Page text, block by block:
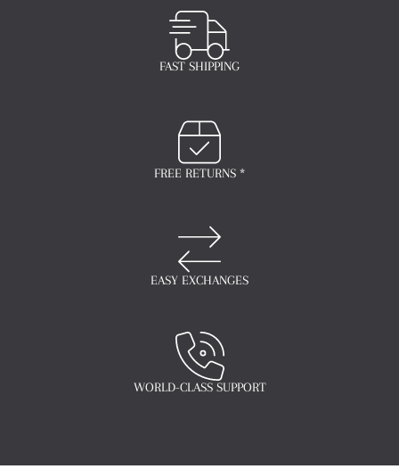
FAST SHIPPING
FREE RETURNS *
EASY EXCHANGES
WORLD-CLASS SUPPORT